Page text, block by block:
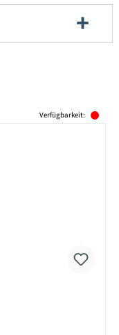
Verfügbarkeit: